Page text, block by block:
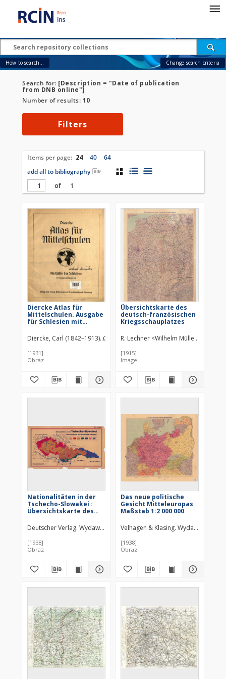
How to search... Change search criteria
Search for: [Description = "Date of publication
from DNB online"]
Number of results: 10
Filters
Items per page: 24 40
64
add all to bibliography
of
1
Diercke Atlas für
Mittelschulen. Ausgabe
für Schlesien mit
Diercke, Carl (1842–1913) Georg-Westermann-Verlag, Druckerei
[1931]
Obraz
Übersichtskarte des
deutsch-französischen
Kriegsschauplatzes
R. Lechner <Wilhelm Müller>
[1915]
Image
Nationalitäten in der
Tschecho-Slowakei :
Übersichtskarte des
Deutscher Verlag. Wydawca
[1938]
Obraz
Das neue politische
Gesicht Mitteleuropas
Maßstab 1:2 000 000
Velhagen & Klasing. Wydawca
[1938]
Obraz